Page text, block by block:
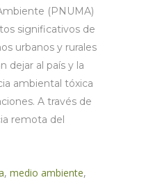
(PNUMA)
significativos de
urbanos y rurales
dejar al país y la
ambiental tóxica
A través de
remota del
, medio ambiente,